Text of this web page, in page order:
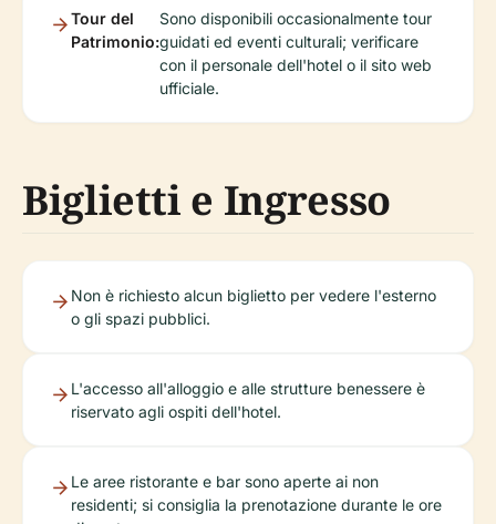
Tour del
Patrimonio:
Sono disponibili occasionalmente tour
guidati ed eventi culturali; verificare
con il personale dell'hotel o il sito web
ufficiale.
Biglietti e Ingresso
Non è richiesto alcun biglietto per vedere l'esterno
o gli spazi pubblici.
L'accesso all'alloggio e alle strutture benessere è
riservato agli ospiti dell'hotel.
Le aree ristorante e bar sono aperte ai non
residenti; si consiglia la prenotazione durante le ore